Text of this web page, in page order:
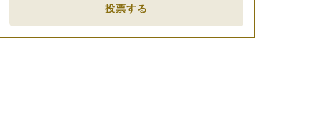
投票する